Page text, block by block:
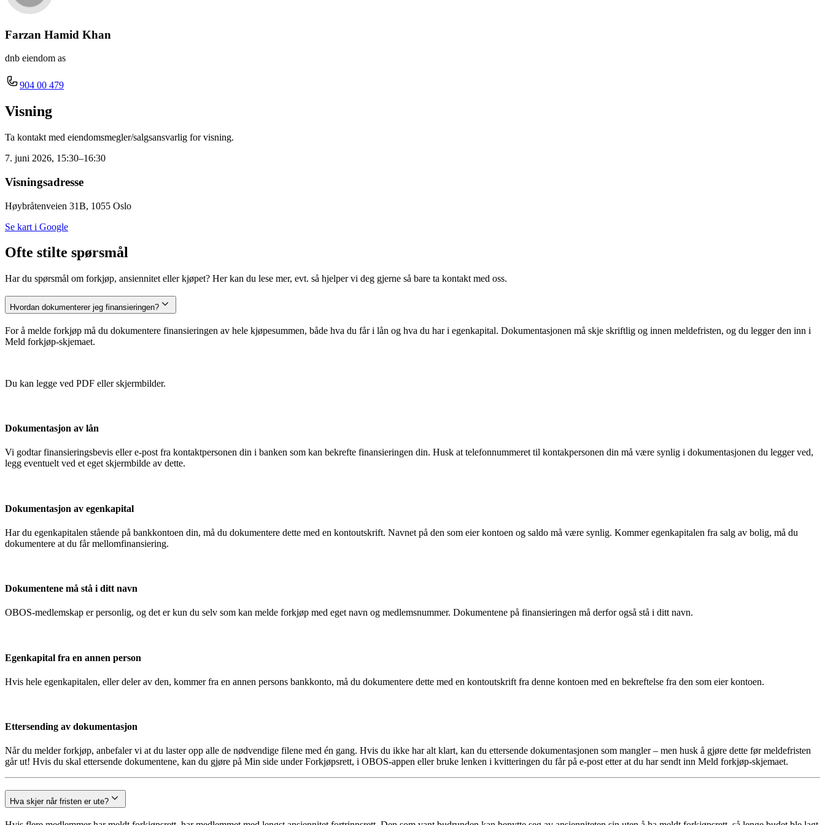
Farzan Hamid Khan
dnb eiendom as
904 00 479
Visning
Ta kontakt med eiendomsmegler/salgsansvarlig for visning.
7. juni 2026, 15:30–16:30
Visningsadresse
Høybråtenveien 31B, 1055 Oslo
Se kart i Google
Ofte stilte spørsmål
Har du spørsmål om forkjøp, ansiennitet eller kjøpet? Her kan du lese mer, evt. så hjelper vi deg gjerne så bare ta kontakt med oss.
Hvordan dokumenterer jeg finansieringen?
For å melde forkjøp må du dokumentere finansieringen av hele kjøpesummen, både hva du får i lån og hva du har i egenkapital. Dokumentasjonen må skje skriftlig og innen meldefristen, og du legger den inn i
Meld forkjøp-skjemaet.
Du kan legge ved PDF eller skjermbilder.
Dokumentasjon av lån
Vi godtar finansieringsbevis eller e-post fra kontaktpersonen din i banken som kan bekrefte finansieringen din. Husk at telefonnummeret til kontakpersonen din må være synlig i dokumentasjonen du legger ved,
legg eventuelt ved et eget skjermbilde av dette.
Dokumentasjon av egenkapital
Har du egenkapitalen stående på bankkontoen din, må du dokumentere dette med en kontoutskrift. Navnet på den som eier kontoen og saldo må være synlig. Kommer egenkapitalen fra salg av bolig, må du
dokumentere at du får mellomfinansiering.
Dokumentene må stå i ditt navn
OBOS-medlemskap er personlig, og det er kun du selv som kan melde forkjøp med eget navn og medlemsnummer. Dokumentene på finansieringen må derfor også stå i ditt navn.
Egenkapital fra en annen person
Hvis hele egenkapitalen, eller deler av den, kommer fra en annen persons bankkonto, må du dokumentere dette med en kontoutskrift fra denne kontoen med en bekreftelse fra den som eier kontoen.
Ettersending av dokumentasjon
Når du melder forkjøp, anbefaler vi at du laster opp alle de nødvendige filene med én gang. Hvis du ikke har alt klart, kan du ettersende dokumentasjonen som mangler – men husk å gjøre dette før meldefristen
går ut! Hvis du skal ettersende dokumentene, kan du gjøre på Min side under Forkjøpsrett, i OBOS-appen eller bruke lenken i kvitteringen du får på e-post etter at du har sendt inn Meld forkjøp-skjemaet.
Hva skjer når fristen er ute?